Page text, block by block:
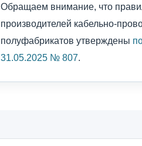
Обращаем внимание, что
производителей кабельно-
полуфабрикатов утверждены
31.05.2025 № 807